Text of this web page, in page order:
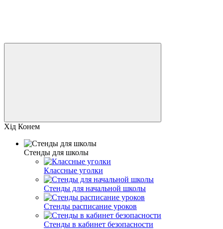
Хід Конем
Стенды для школы
Классные уголки
Стенды для начальной школы
Стенды расписание уроков
Стенды в кабинет безопасности